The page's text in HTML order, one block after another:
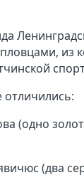
из
(одно
(два